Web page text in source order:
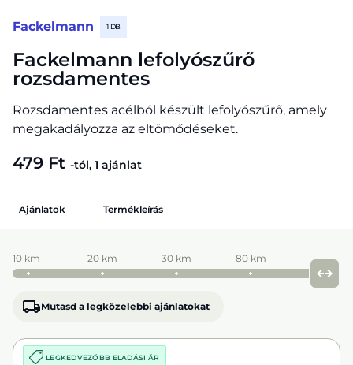
Fackelmann 1 DB
Fackelmann lefolyószűrő
rozsdamentes
Rozsdamentes acélból készült lefolyószűrő, amely
megakadályozza az eltömődéseket.
479 Ft -tól, 1 ajánlat
Ajánlatok Termékleírás
10 km 20 km 30 km 80 km
Mutasd a legközelebbi ajánlatokat
LEGKEDVEZŐBB ELADÁSI ÁR